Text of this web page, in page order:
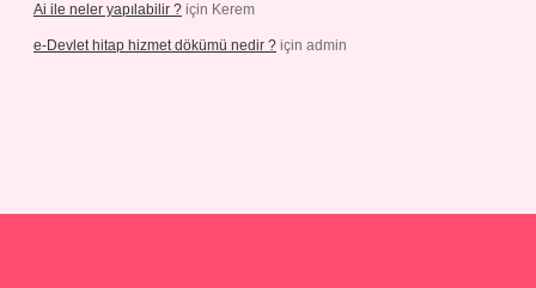
Ai ile neler yapılabilir ? için Kerem
e-Devlet hitap hizmet dökümü nedir ? için admin